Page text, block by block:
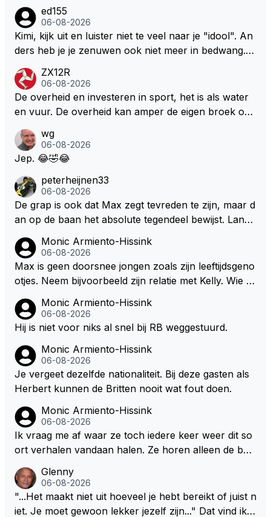
over dan kunnen ze hun eigen uitlaat gassen inade
men maar niet wetende was dat de F1 motor schone
r is dan een normale auto. Dus denk echt niet dat de
ters zullen steunen laat staan om een euro in het cir
cuit Zandvoort te steken
ed155
06-08-2026
Kimi, kijk uit en luister niet te veel naar je "idool". An
ders heb je je zenuwen ook niet meer in bedwang. Zi
Marquez/Jos ? Veel gezelliger
ZX12R
06-08-2026
De overheid en investeren in sport, het is als water
en vuur. De overheid kan amper de eigen broek oph
s. Je kunt de Staat het best vergelijken met de sherif
f van Nottinghem (Robin Hood) welk achter de bom
m/haar van zijn laatste zuurverdiende stuiver te ber
oven. De Staat heeft nooit ooit maar een stuiver in Z
andvoort willen investeren en dat zal ook nooit gebe
uren. Afdragen van BTW gelden en vergunningen bi
j dergelijke sportievefestiviteiten MOET je dan weer
wel afstaan, de parasiet.
wg
06-08-2026
Jep. 😂🤣😂
peterheijnen33
06-08-2026
De grap is ook dat Max zegt tevreden te zijn, maar d
an op de baan het absolute tegendeel bewijst. Lando
dan eigenlijk niet echt zien. ;)
Monic Armiento-Hissink
06-08-2026
Max is geen doorsnee jongen zoals zijn leeftijdsgeno
otjes. Neem bijvoorbeeld zijn relatie met Kelly. Wie g
artjes ouder is en al een kleine heeft van een voorm
alig RB-lid op de leeftijd van 23 jaar? Hij doet dingen
oon. Ieder jaar is er in Hongarije een uitje voor zijn t
eam. Op 28-jarige leeftijd is hij al eigenaar van een su
ccesvol raceteam. Hij is niet alleen speciaal in de aut
Monic Armiento-Hissink
06-08-2026
Hij is niet voor niks al snel bij RB weggestuurd.
Monic Armiento-Hissink
06-08-2026
Je vergeet dezelfde nationaliteit. Bij deze gasten als
Herbert kunnen de Britten nooit wat fout doen.
Monic Armiento-Hissink
06-08-2026
Ik vraag me af waar ze toch iedere keer weer dit so
ort verhalen vandaan halen. Ze horen alleen de boa
gedaan worden als ie nog vol adrenaline zit, maar ni
emand weet wat er zich afspeelt achter gesloten de
uren. Bovendien werken er 2000 man bij RB en niet
Glenny
06-08-2026
"...Het maakt niet uit hoeveel je hebt bereikt of juist n
iet. Je moet gewoon lekker jezelf zijn..." Dat vind ik z